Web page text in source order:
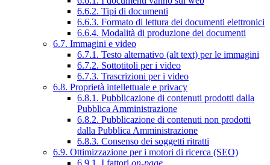
6.6.2. Tipi di documenti
6.6.3. Formato di lettura dei documenti elettronici
6.6.4. Modalità di produzione dei documenti
6.7. Immagini e video
6.7.1. Testo alternativo (alt text) per le immagini
6.7.2. Sottotitoli per i video
6.7.3. Trascrizioni per i video
6.8. Proprietà intellettuale e privacy
6.8.1. Pubblicazione di contenuti prodotti dalla
Pubblica Amministrazione
6.8.2. Pubblicazione di contenuti non prodotti
dalla Pubblica Amministrazione
6.8.3. Consenso dei soggetti ritratti
6.9. Ottimizzazione per i motori di ricerca (SEO)
6.9.1. I fattori on-page